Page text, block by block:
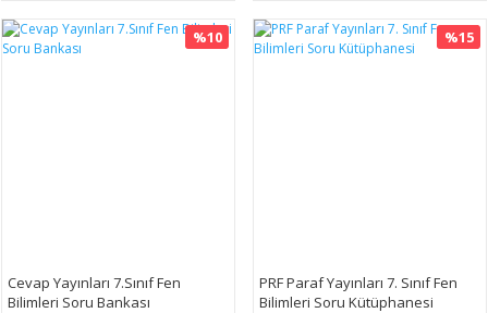
%10
Cevap Yayınları 7.Sınıf Fen
Bilimleri Soru Bankası
%15
PRF Paraf Yayınları 7. Sınıf Fen
Bilimleri Soru Kütüphanesi